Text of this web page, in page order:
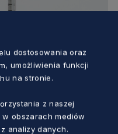
do
5 lat temu
dostosowania oraz
umożliwienia funkcji
na stronie.
z naszej
obszarach mediów
analizy danych.